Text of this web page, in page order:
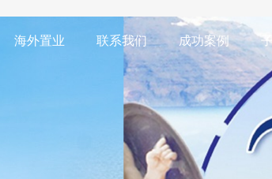
海外置业 联系我们 成功案例